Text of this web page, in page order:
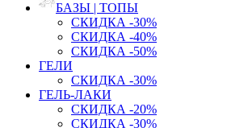
БАЗЫ | ТОПЫ
СКИДКА -30%
СКИДКА -40%
СКИДКА -50%
ГЕЛИ
СКИДКА -30%
ГЕЛЬ-ЛАКИ
СКИДКА -20%
СКИДКА -30%